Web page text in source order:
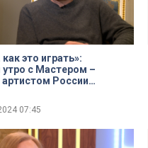
это играть»:
с Мастером –
России
07:45